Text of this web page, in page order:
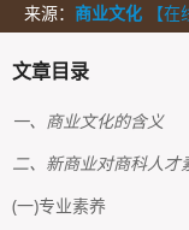
来源： 商业文化 【
文章目录
一、商业文化的含义
二、新商业对商科人才
(一)专业素养